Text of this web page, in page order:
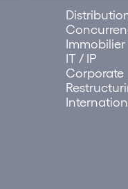
Immobilier
IT / IP
Corporate